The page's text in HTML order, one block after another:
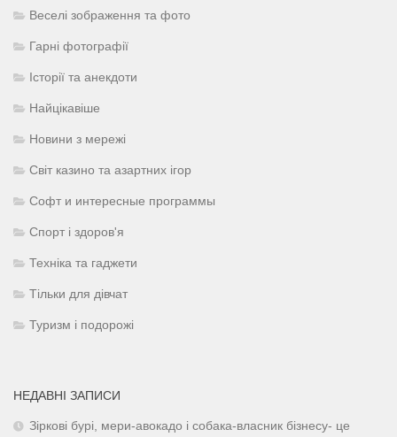
Веселі зображення та фото
Гарні фотографії
Історії та анекдоти
Найцікавіше
Новини з мережі
Світ казино та азартних ігор
Софт и интересные программы
Спорт і здоров'я
Техніка та гаджети
Тільки для дівчат
Туризм і подорожі
НЕДАВНІ ЗАПИСИ
Зіркові бурі, мери-авокадо і собака-власник бізнесу- це